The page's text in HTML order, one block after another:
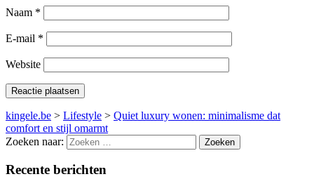
Naam *
E-mail *
Website
kingele.be > Lifestyle > Quiet luxury wonen: minimalisme dat
comfort en stijl omarmt
Zoeken naar:
Recente berichten